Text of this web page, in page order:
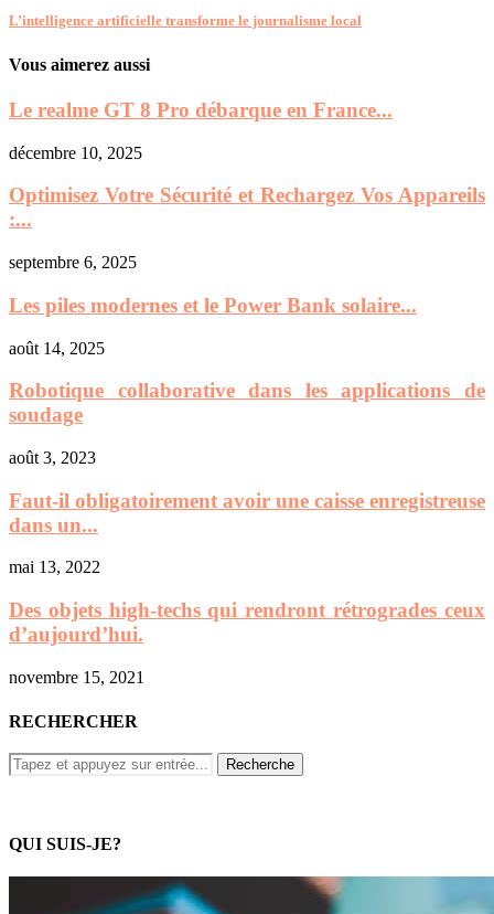
L’intelligence artificielle transforme le journalisme local
Vous aimerez aussi
Le realme GT 8 Pro débarque en France...
décembre 10, 2025
Optimisez Votre Sécurité et Rechargez Vos Appareils
:...
septembre 6, 2025
Les piles modernes et le Power Bank solaire...
août 14, 2025
Robotique collaborative dans les applications de
soudage
août 3, 2023
Faut-il obligatoirement avoir une caisse enregistreuse
dans un...
mai 13, 2022
Des objets high-techs qui rendront rétrogrades ceux
d’aujourd’hui.
novembre 15, 2021
RECHERCHER
QUI SUIS-JE?